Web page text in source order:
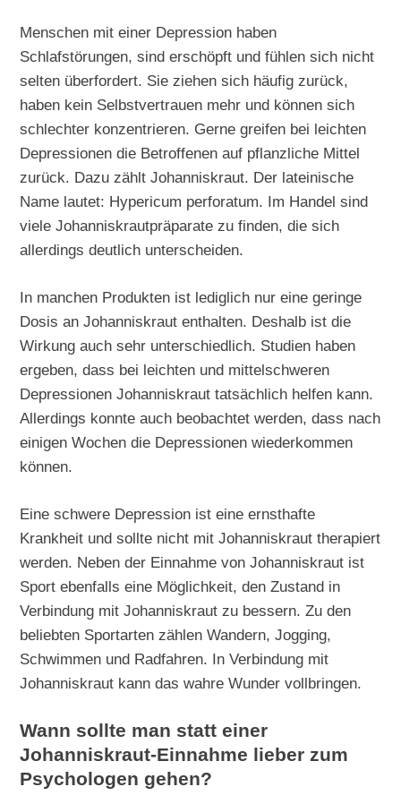
Menschen mit einer Depression haben
Schlafstörungen, sind erschöpft und fühlen sich nicht
selten überfordert. Sie ziehen sich häufig zurück,
haben kein Selbstvertrauen mehr und können sich
schlechter konzentrieren. Gerne greifen bei leichten
Depressionen die Betroffenen auf pflanzliche Mittel
zurück. Dazu zählt Johanniskraut. Der lateinische
Name lautet: Hypericum perforatum. Im Handel sind
viele Johanniskrautpräparate zu finden, die sich
allerdings deutlich unterscheiden.
In manchen Produkten ist lediglich nur eine geringe
Dosis an Johanniskraut enthalten. Deshalb ist die
Wirkung auch sehr unterschiedlich. Studien haben
ergeben, dass bei leichten und mittelschweren
Depressionen Johanniskraut tatsächlich helfen kann.
Allerdings konnte auch beobachtet werden, dass nach
einigen Wochen die Depressionen wiederkommen
können.
Eine schwere Depression ist eine ernsthafte
Krankheit und sollte nicht mit Johanniskraut therapiert
werden. Neben der Einnahme von Johanniskraut ist
Sport ebenfalls eine Möglichkeit, den Zustand in
Verbindung mit Johanniskraut zu bessern. Zu den
beliebten Sportarten zählen Wandern, Jogging,
Schwimmen und Radfahren. In Verbindung mit
Johanniskraut kann das wahre Wunder vollbringen.
Wann sollte man statt einer
Johanniskraut-Einnahme lieber zum
Psychologen gehen?